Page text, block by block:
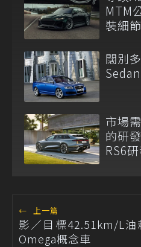
MTM
裝細節
闊別
市場
的研
RS6
← 上一篇
影／目標42.51km/L
Omega概念車